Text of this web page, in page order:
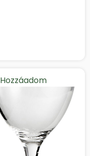
Hozzáadom